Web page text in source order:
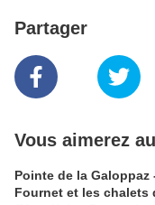
Partager
Vous aimerez
Pointe de la Galoppaz
Fournet et les chalets